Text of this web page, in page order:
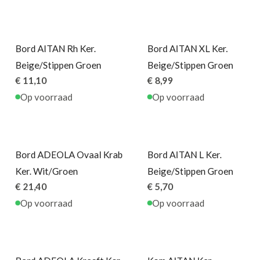
Bord AITAN Rh Ker.
Beige/Stippen Groen
€ 11,10
Op voorraad
Bord AITAN XL Ker.
Beige/Stippen Groen
€ 8,99
Op voorraad
Bord ADEOLA Ovaal Krab
Ker. Wit/Groen
€ 21,40
Op voorraad
Bord AITAN L Ker.
Beige/Stippen Groen
€ 5,70
Op voorraad